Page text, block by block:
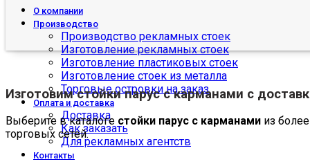
О компании
Производство
Производство рекламных стоек
Изготовление рекламных стоек
Изготовление пластиковых стоек
Изготовление стоек из металла
Торговые островки на заказ
Оплата и доставка
Доставка
Как заказать
Для рекламных агентств
Контакты
Изготовимстойки парус с карманами с
Выберите в каталоге стойки парус с карманами из
торговых сетей.